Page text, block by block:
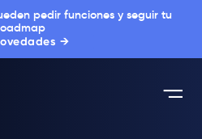
pedir funciones y seguir tu
→